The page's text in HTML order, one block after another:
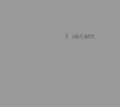
1 variant